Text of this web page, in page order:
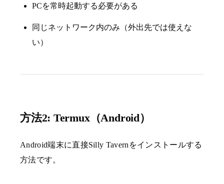
PCを常時起動する必要がある
同じネットワーク内のみ（外出先では使えな
い）
方法2: Termux（Android）
Android端末に直接Silly Tavernをインストールする
方法です。